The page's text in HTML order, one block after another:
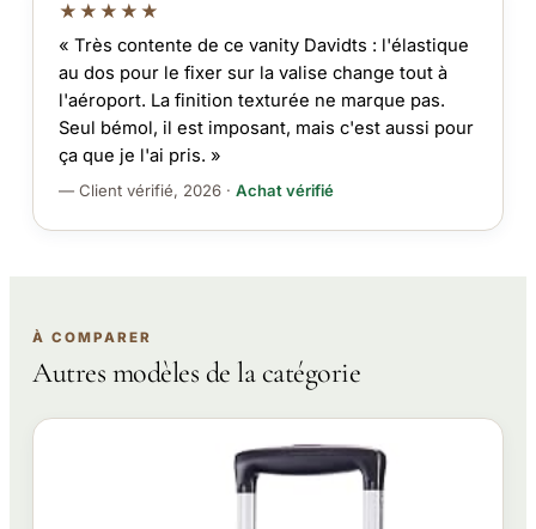
★★★★★
« Très contente de ce vanity Davidts : l'élastique
au dos pour le fixer sur la valise change tout à
l'aéroport. La finition texturée ne marque pas.
Seul bémol, il est imposant, mais c'est aussi pour
ça que je l'ai pris. »
— Client vérifié, 2026 · Achat vérifié
À COMPARER
Autres modèles de la catégorie